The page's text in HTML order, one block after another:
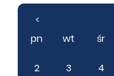
<
pn
wt śr
2
3 4